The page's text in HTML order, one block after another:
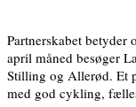
Partnerskabet betyder
april måned besøger
Stilling og Allerød. Et
med god cykling,